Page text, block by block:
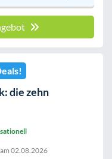
die zehn
02.08.2026